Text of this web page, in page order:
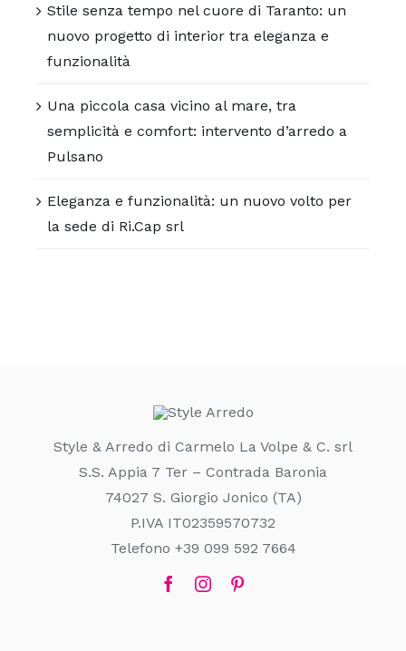
Stile senza tempo nel cuore di Taranto: un
nuovo progetto di interior tra eleganza e
funzionalità
Una piccola casa vicino al mare, tra
semplicità e comfort: intervento d’arredo a
Pulsano
Eleganza e funzionalità: un nuovo volto per
la sede di Ri.Cap srl
Style & Arredo di Carmelo La Volpe & C. srl
S.S. Appia 7 Ter – Contrada Baronia
74027 S. Giorgio Jonico (TA)
P.IVA IT02359570732
Telefono +39 099 592 7664